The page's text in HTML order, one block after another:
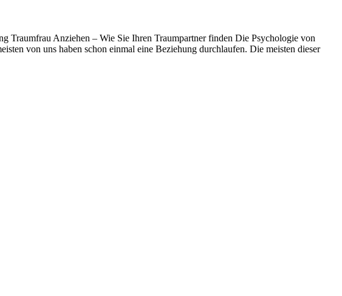
Traumfrau Anziehen – Wie Sie Ihren Traumpartner finden Die Psychologie von
von uns haben schon einmal eine Beziehung durchlaufen. Die meisten dieser